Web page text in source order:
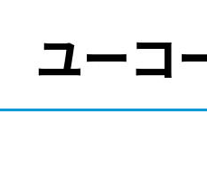
ユーコ